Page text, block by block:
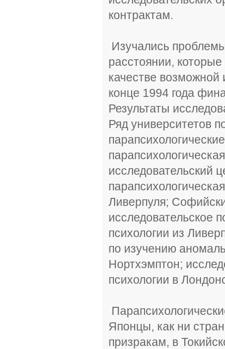
контрактам.
Изучались
расстоянии,
качестве возможной
конце 1994 года
Результаты
Ряд университетов
исследовательский
Ливерпуля;
исследовательское
психологии из
по изучению
Нортхэмптон;
психологии в
Японцы, как ни
призракам, в